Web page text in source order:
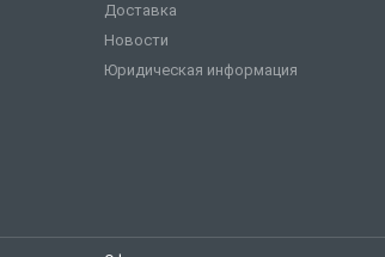
Доставка
Новости
Юридическая информация